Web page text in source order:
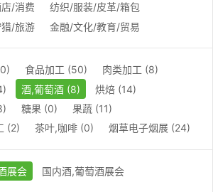
/消费
纺织/服装/皮革/箱包
/旅游
金融/文化/教育/贸易
食品加工 (50)
肉类加工 (8)
酒,葡萄酒 (8)
烘焙 (14)
糖果 (0)
果蔬 (11)
(2)
茶叶,咖啡 (0) 烟草电子烟展 (24)
展会 国内酒,葡萄酒展会